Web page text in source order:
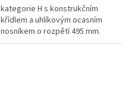
kategorie H s konstrukčním
křídlem a uhlíkovým ocasním
nosníkem o rozpětí 495 mm.
Stavebnice v rozsypu s CNC